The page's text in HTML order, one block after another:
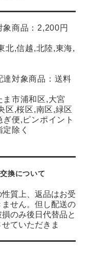
象商品：2,200円
北,信越,北陸,東海,
達対象商品：送料
ま市浦和区,大宮
区,桜区,南区,緑区
便,ピンポイント
除く
換について
性質上、返品はお受
ません。但し配送の
損のみ後日代替品と
ていただきま